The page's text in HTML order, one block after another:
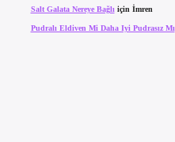
Salt Galata Nereye Bağlı için İmren
Pudralı Eldiven Mi Daha Iyi Pudrasız Mı